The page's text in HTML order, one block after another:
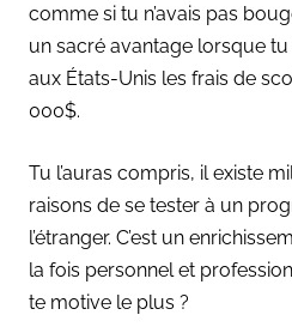
comme si tu n’avais pas
un sacré avantage lorsque tu
aux États-Unis les frais de
000$.
Tu l’auras compris, il existe
raisons de se tester à un
l’étranger. C’est un
la fois personnel et
te motive le plus ?